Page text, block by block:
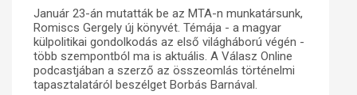
Január 23-án mutatták be az MTA-n munkatársunk,
Romiscs Gergely új könyvét. Témája - a magyar
külpolitikai gondolkodás az első világháború végén -
több szempontból ma is aktuális. A Válasz Online
podcastjában a szerző az összeomlás történelmi
tapasztalatáról beszélget Borbás Barnával.